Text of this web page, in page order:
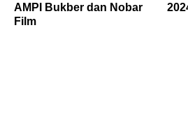
AMPI Bukber dan Nobar
Film